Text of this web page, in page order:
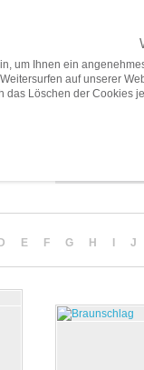
D E F G H J
um Ihnen ein
auf unserer
das Löschen der Cookies